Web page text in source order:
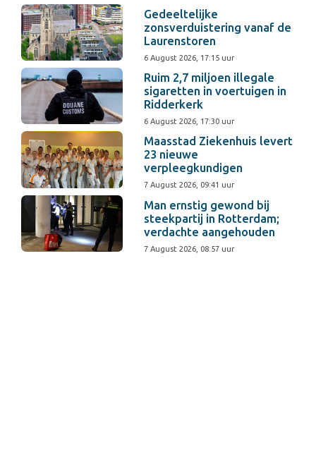
Gedeeltelijke
zonsverduistering vanaf de
Laurenstoren
6 August 2026, 17:15 uur
Ruim 2,7 miljoen illegale
sigaretten in voertuigen in
Ridderkerk
6 August 2026, 17:30 uur
Maasstad Ziekenhuis levert
23 nieuwe
verpleegkundigen
7 August 2026, 09:41 uur
Man ernstig gewond bij
steekpartij in Rotterdam;
verdachte aangehouden
7 August 2026, 08:57 uur